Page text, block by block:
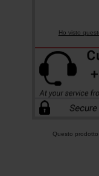
Ho visto
Questo